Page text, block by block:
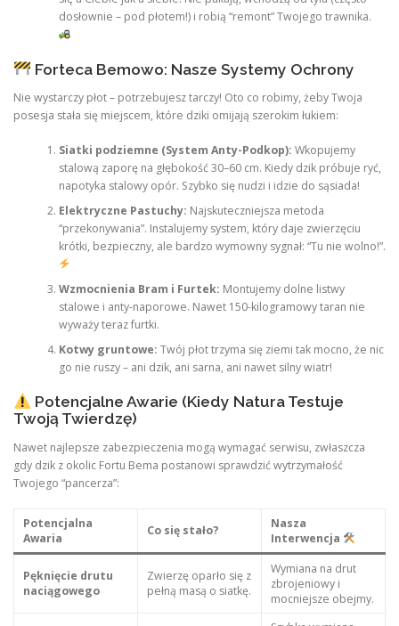
dosłownie – pod płotem!) i robią “remont” Twojego trawnika.
Forteca Bemowo: Nasze Systemy Ochrony
Nie wystarczy płot – potrzebujesz tarczy! Oto co robimy, żeby Twoja
posesja stała się miejscem, które dziki omijają szerokim łukiem:
Siatki podziemne (System Anty-Podkop): Wkopujemy
stalową zaporę na głębokość 30–60 cm. Kiedy dzik próbuje ryć,
napotyka stalowy opór. Szybko się nudzi i idzie do sąsiada!
Elektryczne Pastuchy: Najskuteczniejsza metoda
“przekonywania”. Instalujemy system, który daje zwierzęciu
krótki, bezpieczny, ale bardzo wymowny sygnał: “Tu nie wolno!”.
Wzmocnienia Bram i Furtek: Montujemy dolne listwy
stalowe i anty-naporowe. Nawet 150-kilogramowy taran nie
wyważy teraz furtki.
Kotwy gruntowe: Twój płot trzyma się ziemi tak mocno, że nic
go nie ruszy – ani dzik, ani sarna, ani nawet silny wiatr!
Potencjalne Awarie (Kiedy Natura Testuje
Twoją Twierdzę)
Nawet najlepsze zabezpieczenia mogą wymagać serwisu, zwłaszcza
gdy dzik z okolic Fortu Bema postanowi sprawdzić wytrzymałość
Twojego “pancerza”:
Potencjalna
Awaria
Co się stało?
Nasza
Interwencja
Pęknięcie drutu
naciągowego
Zwierzę oparło się z
pełną masą o siatkę.
Wymiana na drut
zbrojeniowy i
mocniejsze obejmy.